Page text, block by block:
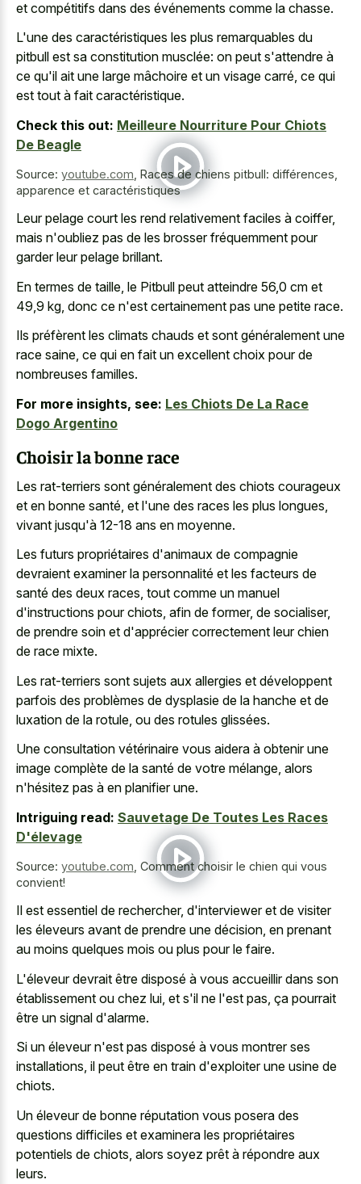
et compétitifs dans des événements comme la chasse.
L'une des caractéristiques les plus remarquables du
pitbull est sa constitution musclée: on peut s'attendre à
ce qu'il ait une large mâchoire et un visage carré, ce qui
est tout à fait caractéristique.
Check this out: Meilleure Nourriture Pour Chiots
De Beagle
Source: youtube.com Races de chiens pitbull: différences,
apparence et caractéristiques
Leurpelage court les rend relativement faciles à coiffer,
mais n'oubliez pas de les brosser fréquemment pour
garder leur pelage brillant.
En termes de taille, le Pitbull peut atteindre 56,0 cm et
49,9 kg, donc ce n'est certainement pas une petite race.
Ils préfèrent les climats chauds et sont généralement une
race saine, ce qui en fait un excellent choix pour de
nombreuses familles.
For more insights, see: Les Chiots De La Race
Dogo Argentino
Choisir la bonne race
Les rat-terriers sont généralement des chiots courageux
et en bonne santé, et l'une des races les plus longues,
vivant jusqu'à 12-18 ans en moyenne.
Les futurs propriétaires d'animaux de compagnie
devraient examiner la personnalité et les facteurs de
santé des deux races, tout comme un manuel
d'instructions pour chiots, afin de former, de socialiser,
de prendre soin et d'apprécier correctement leur chien
de race mixte.
Les rat-terriers sont sujets aux allergies et développent
parfois des problèmes de dysplasie de la hanche et de
luxation de la rotule, ou des rotules glissées.
Une consultation vétérinaire vous aidera à obtenir une
image complète de la santé de votre mélange, alors
n'hésitez pas à en planifier une.
Intriguing read: Sauvetage De Toutes Les Races
D'élevage
Source: youtube.com Comment choisir le chien qui vous
convient!
Il est essentiel de rechercher, d'interviewer et de visiter
les éleveurs avant de prendre une décision, en prenant
au moins quelques mois ou plus pour le faire.
L'éleveur devrait être disposé à vous accueillir dans son
établissement ou chez lui, et s'il ne l'est pas, ça pourrait
être un signal d'alarme.
Si un éleveur n'est pas disposé à vous montrer ses
installations, il peut être en train d'exploiter une usine de
chiots.
Un éleveur de bonne réputation vous posera des
questions difficiles et examinera les propriétaires
potentiels de chiots, alors soyez prêt à répondre aux
leurs.